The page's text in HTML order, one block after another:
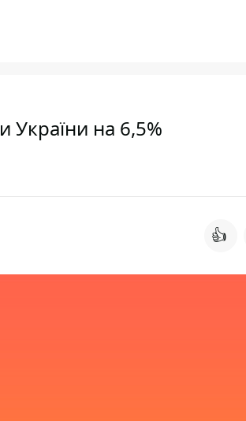
України на 6,5%
👍